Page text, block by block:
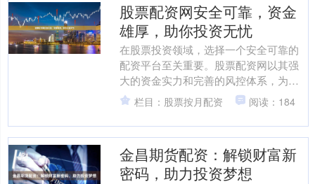
股票配资网安全可靠，资金
雄厚，助你投资无忧
在股票投资领域，选择一个安全可靠的
配资平台至关重要。股票配资网以其强
大的资金实力和完善的风控体系，为投
资者提供无忧的投资体验。 **资金雄
厚，保障投资安全** ....
栏目：股票按月配资 阅读：184
金昌期货配资：解锁财富新
密码，助力投资梦想